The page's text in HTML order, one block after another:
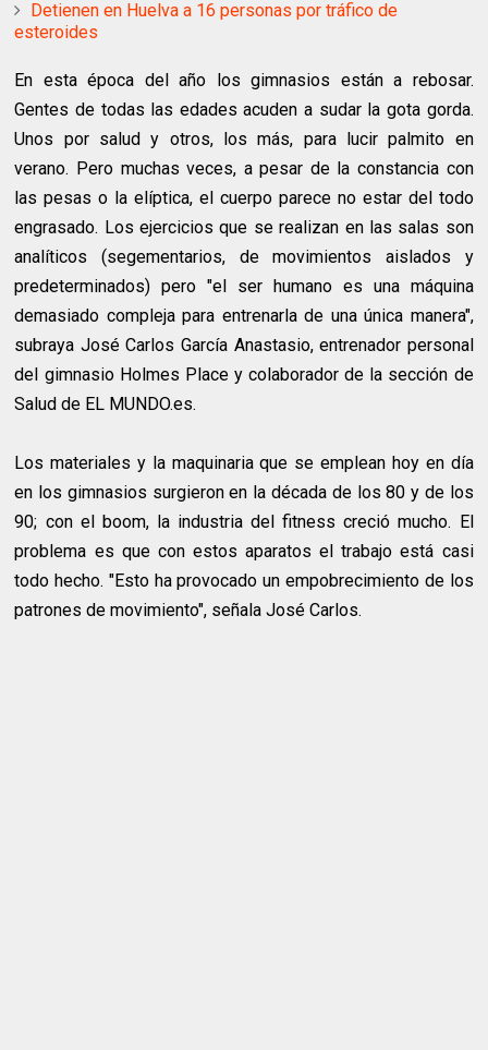
Detienen en Huelva a 16 personas por tráfico de
esteroides
En esta época del año los gimnasios están a rebosar.
Gentes de todas las edades acuden a sudar la gota gorda.
Unos por salud y otros, los más, para lucir palmito en
verano. Pero muchas veces, a pesar de la constancia con
las pesas o la elíptica, el cuerpo parece no estar del todo
engrasado. Los ejercicios que se realizan en las salas son
analíticos (segementarios, de movimientos aislados y
predeterminados) pero "el ser humano es una máquina
demasiado compleja para entrenarla de una única manera",
subraya José Carlos García Anastasio, entrenador personal
del gimnasio Holmes Place y colaborador de la sección de
Salud de EL MUNDO.es.
Los materiales y la maquinaria que se emplean hoy en día
en los gimnasios surgieron en la década de los 80 y de los
90; con el boom, la industria del fitness creció mucho. El
problema es que con estos aparatos el trabajo está casi
todo hecho. "Esto ha provocado un empobrecimiento de los
patrones de movimiento", señala José Carlos.